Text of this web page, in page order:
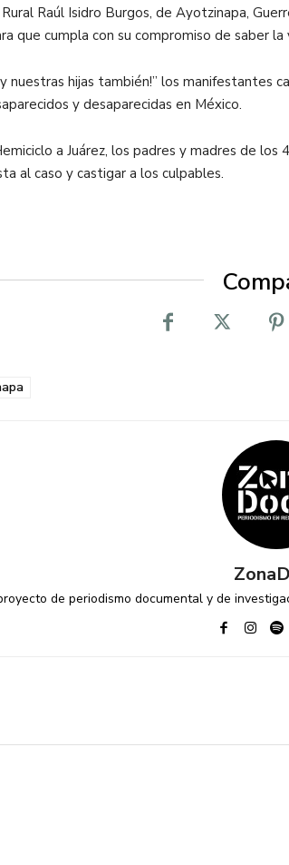
Raúl Isidro Burgos, de Ayotzinapa,
que cumpla con su compromiso de saber
y nuestras hijas también!” los
y desaparecidas en México.
a Juárez, los padres y madres de
al caso y castigar a los culpables.
de periodismo documental y de